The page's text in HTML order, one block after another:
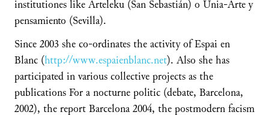
institutiones like Arteleku (San Sebastián) o Unia-Arte y
pensamiento (Sevilla).
Since 2003 she co-ordinates the activity of Espai en
Blanc (http://www.espaienblanc.net). Also she has
participated in various collective projects as the
publications For a nocturne politic (debate, Barcelona,
2002), the report Barcelona 2004, the postmodern facism